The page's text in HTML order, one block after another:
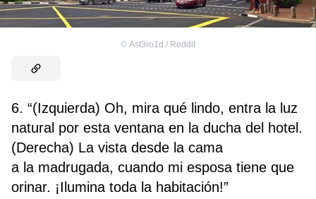
© Ast3ro1d / Reddit
6. “(Izquierda) Oh, mira qué lindo, entra la luz
natural por esta ventana en la ducha del hotel.
(Derecha) La vista desde la cama
a la madrugada, cuando mi esposa tiene que
orinar. ¡Ilumina toda la habitación!”